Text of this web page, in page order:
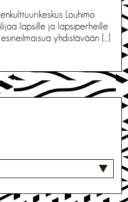
Louhimo
lapsille ja lapsiperheille
yhdistävään […]